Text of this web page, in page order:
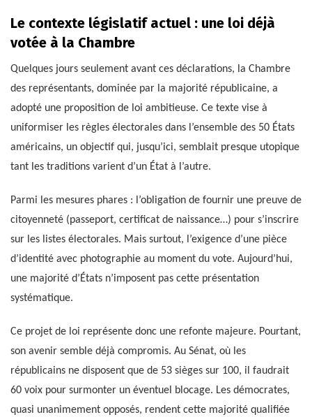
Le contexte législatif actuel : une loi déjà
votée à la Chambre
Quelques jours seulement avant ces déclarations, la Chambre
des représentants, dominée par la majorité républicaine, a
adopté une proposition de loi ambitieuse. Ce texte vise à
uniformiser les règles électorales dans l’ensemble des 50 États
américains, un objectif qui, jusqu’ici, semblait presque utopique
tant les traditions varient d’un État à l’autre.
Parmi les mesures phares : l’obligation de fournir une preuve de
citoyenneté (passeport, certificat de naissance…) pour s’inscrire
sur les listes électorales. Mais surtout, l’exigence d’une pièce
d’identité avec photographie au moment du vote. Aujourd’hui,
une majorité d’États n’imposent pas cette présentation
systématique.
Ce projet de loi représente donc une refonte majeure. Pourtant,
son avenir semble déjà compromis. Au Sénat, où les
républicains ne disposent que de 53 sièges sur 100, il faudrait
60 voix pour surmonter un éventuel blocage. Les démocrates,
quasi unanimement opposés, rendent cette majorité qualifiée